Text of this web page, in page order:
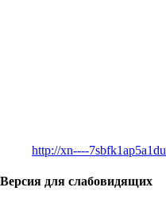
http://xn----
Версия для слабовидящих